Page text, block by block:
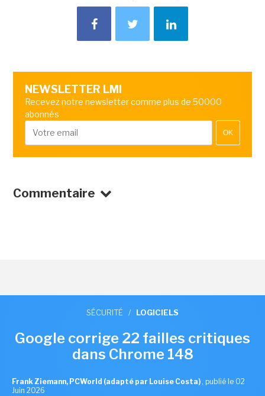
NEWSLETTER LMI
Recevez notre newsletter comme plus de 50000
abonnés
OK
Commentaire
SÉCURITÉ / LOGICIELS
Google corrige 22 failles critiques
dans Chrome 148
Frank Ziemann, PCWorld (adapté par Louise Costa) , publié le 02
Juin 2026